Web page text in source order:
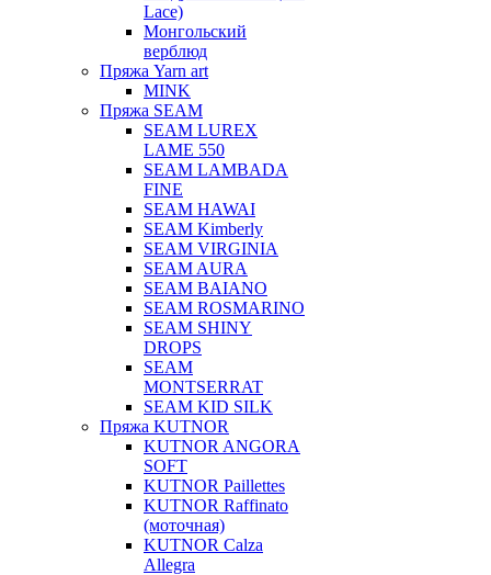
Lace)
Монгольский
верблюд
Пряжа Yarn art
MINK
Пряжа SEAM
SEAM LUREX
LAME 550
SEAM LAMBADA
FINE
SEAM HAWAI
SEAM Kimberly
SEAM VIRGINIA
SEAM AURA
SEAM BAIANO
SEAM ROSMARINO
SEAM SHINY
DROPS
SEAM
MONTSERRAT
SEAM KID SILK
Пряжа KUTNOR
KUTNOR ANGORA
SOFT
KUTNOR Paillettes
KUTNOR Raffinato
(моточная)
KUTNOR Calza
Allegra